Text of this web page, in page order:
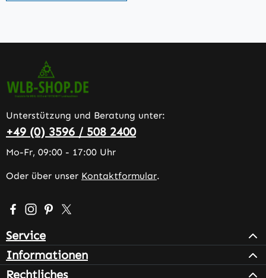
Unterstützung und Beratung unter:
+49 (0) 3596 / 508 2400
Mo-Fr, 09:00 - 17:00 Uhr
Oder über unser Kontaktformular.
Besuche uns auf Facebook – öffnet in neuem Tab
Schau auf Instagram vorbei – öffnet in neuem Tab
Lass dich auf Pinterest inspirieren – öffnet in
Folge uns auf X – öffnet in neuem Tab
Service
Informationen
Rechtliches